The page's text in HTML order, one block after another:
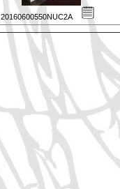
20160600550NUC2A